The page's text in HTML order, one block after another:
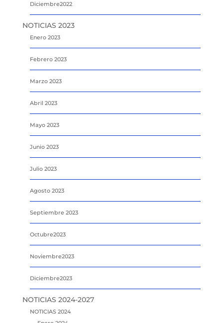
Diciembre2022
NOTICIAS 2023
Enero 2023
Febrero 2023
Marzo 2023
Abril 2023
Mayo 2023
Junio 2023
Julio 2023
Agosto 2023
Septiembre 2023
Octubre2023
Noviembre2023
Diciembre2023
NOTICIAS 2024-2027
NOTICIAS 2024